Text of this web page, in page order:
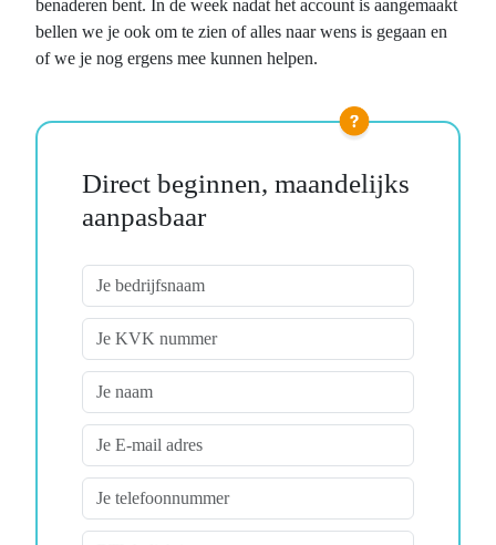
benaderen bent. In de week nadat het account is aangemaakt
bellen we je ook om te zien of alles naar wens is gegaan en
of we je nog ergens mee kunnen helpen.
Direct beginnen, maandelijks
aanpasbaar